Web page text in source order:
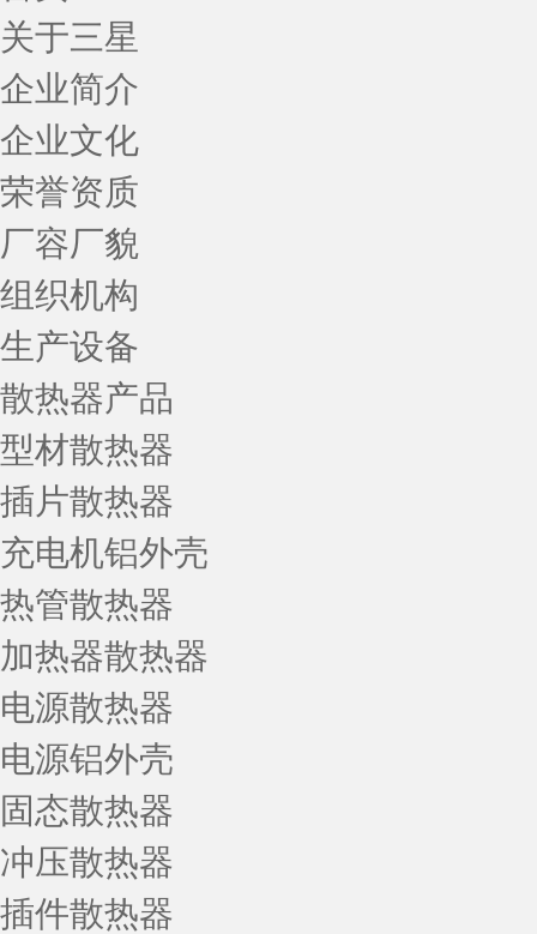
关于三星
企业简介
企业文化
荣誉资质
厂容厂貌
组织机构
生产设备
散热器产品
型材散热器
插片散热器
充电机铝外壳
热管散热器
加热器散热器
电源散热器
电源铝外壳
固态散热器
冲压散热器
插件散热器